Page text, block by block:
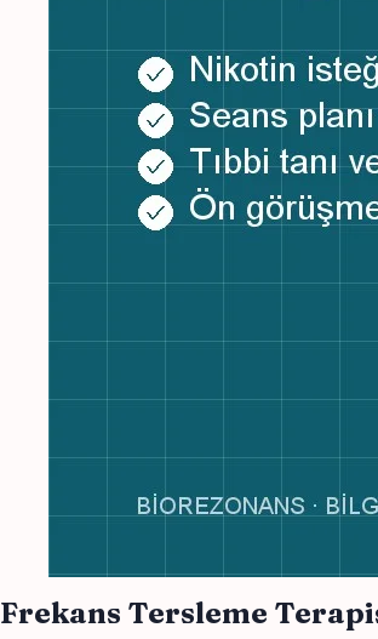
Frekans Tersleme